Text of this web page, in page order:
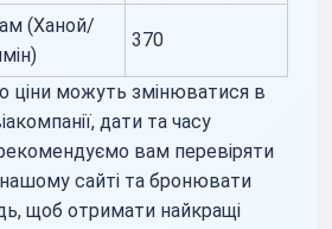
(Ханой/
370
ціни можуть змінюватися в
дати та часу
вам перевіряти
нашому сайті та бронювати
щоб отримати найкращі